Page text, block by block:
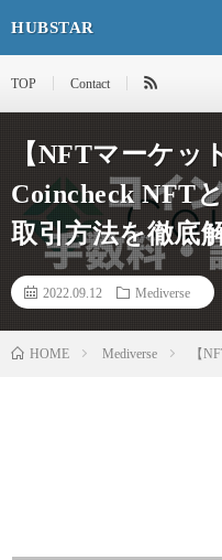
HUBSTAR
TOP Contact
【NFTマーケッ
Coincheck NFT
取引方法を徹底
2022.09.12 Mediverse
HOME Mediverse 【